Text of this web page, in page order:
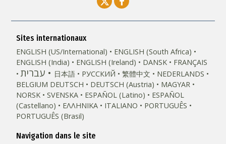
Sites internationaux
ENGLISH (US/International)
ENGLISH (South Africa)
ENGLISH (India)
ENGLISH (Ireland) DANSK FRANÇAIS
עברית 日本語 РУССКИЙ 繁體中文
NEDERLANDS
BELGIUM DEUTSCH DEUTSCH (Austria)
MAGYAR
NORSK
SVENSKA ESPAÑOL (Latino)
ESPAÑOL
(Castellano)
ΕΛΛΗΝΙΚA ITALIANO
PORTUGUÊS
PORTUGUÊS (Brasil)‎
Navigation dans le site